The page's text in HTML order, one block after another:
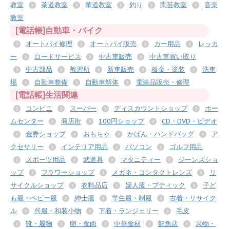
教室
茶道教室 華道教室 釣り 陶芸教室
音楽
教室
[電話帳]自動車・バイク
オートバイ修理 オートバイ販売 カー用品
レッカ
ー
ロードサービス 中古車販売
中古車買い取り
中古部品
教習所 新車販売 板金・塗装
洗車
場
自動車整備 自動車解体 電装品販売・修理
[電話帳]生活関連
コンビニ スーパー ディスカウントショップ
ホー
ムセンター
商店街 100円ショップ
CD・DVD・ビデオ
金券ショップ
おもちゃ かばん・ハンドバッグ
ア
クセサリー
インテリア用品 パソコン
ゴルフ用品
スポーツ用品
武道具 マタニティー
ジーンズショ
ップ
フラワーショップ メガネ・コンタクトレンズ
リ
サイクルショップ
衣料品店 婦人服・ブティック
子ど
も服・ベビー服
紳士服 学生服・制服
古着・リサイク
ル
呉服・和装小物 下着・ランジェリー
毛皮
靴・履物
卵・食肉 中華食材 鮮魚店
果物・